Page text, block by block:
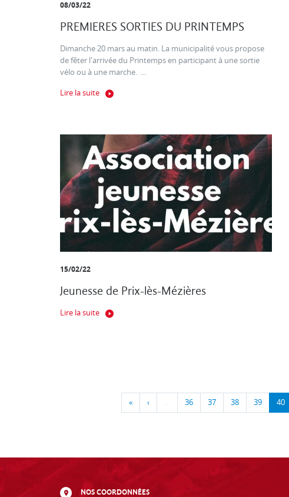
08/03/22
PREMIERES SORTIES DU PRINTEMPS
Dimanche 20 mars au matin. La municipalité vous propose
de fêter l'arrivée du Printemps en participant à une sortie
vélo ou à une marche. ...
Lire la suite
15/02/22
Jeunesse de Prix-lès-Mézières
Lire la suite
« ‹ … 36 37 38 39 40
NOS COORDONNÉES